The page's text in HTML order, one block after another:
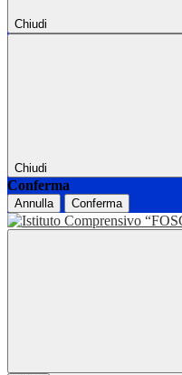
Chiudi
Chiudi
Conferma
Annulla Conferma